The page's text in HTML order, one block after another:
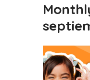
BLOG
SOFÍA